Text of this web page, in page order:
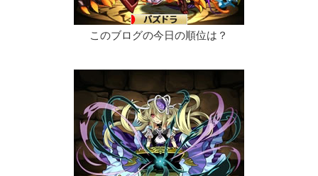
このブログの今日の順位は？